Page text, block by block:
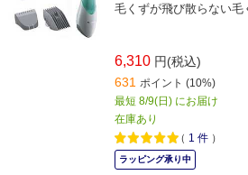
毛くずが飛び散らない毛
6,310 円(税込)
631 ポイント (10%)
最短 8/9(日) にお届け
在庫あり
（ 1 件 ）
ラッピング承り中